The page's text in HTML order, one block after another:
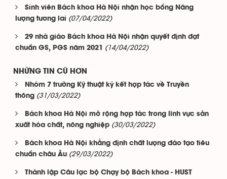
Sinh viên Bách khoa Hà Nội nhận học bổng Năng
lượng tương lai (07/04/2022)
29 nhà giáo Bách khoa Hà Nội nhận quyết định đạt
chuẩn GS, PGS năm 2021
(14/04/2022)
NHỮNG TIN CŨ HƠN
Nhóm 7 trường Kỹ thuật ký kết hợp tác về Truyền
thông (31/03/2022)
Bách khoa Hà Nội mở rộng hợp tác trong lĩnh vực sản
xuất hóa chất, nông nghiệp (30/03/2022)
Bách khoa Hà Nội khẳng định chất lượng đào tạo tiêu
chuẩn châu Âu (29/03/2022)
Thành lập Câu lạc bộ Chạy bộ Bách khoa - HUST